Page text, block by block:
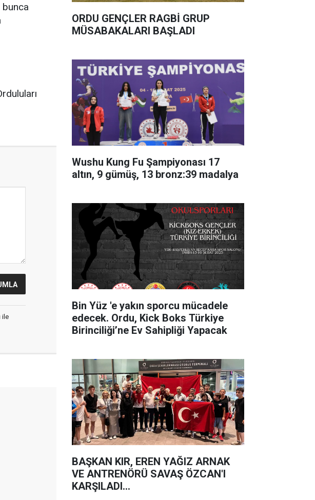
bunca
ile
ORDU GENÇLER RAGBİ GRUP
MÜSABAKALARI BAŞLADI
Wushu Kung Fu Şampiyonası 17
altın, 9 gümüş, 13 bronz:39 madalya
Bin Yüz 'e yakın sporcu mücadele
edecek. Ordu, Kick Boks Türkiye
Birinciliği’ne Ev Sahipliği Yapacak
BAŞKAN KIR, EREN YAĞIZ ARNAK
VE ANTRENÖRÜ SAVAŞ ÖZCAN'I
KARŞILADI...